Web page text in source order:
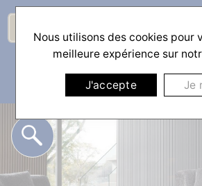
☰
Nous utilisons des cookies pour
meilleure expérience sur
J'accepte Je